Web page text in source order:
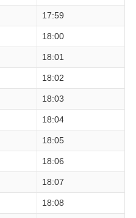
17:59
18:00
18:01
18:02
18:03
18:04
18:05
18:06
18:07
18:08